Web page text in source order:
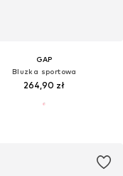
GAP
Bluzka sportowa
264,90 zł